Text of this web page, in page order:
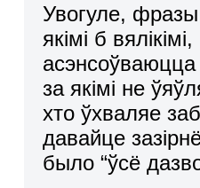
Увогуле,
якімі б
за якімі не
хто ўхваляе
давайце
было “ўсё